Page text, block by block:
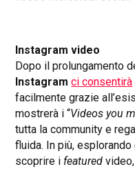
Instagram video
Dopo il prolungamento
Instagram ci consentirà
facilmente grazie
mostrerà i “Videos you
tutta la community e
fluida. In più,
scoprire i featured